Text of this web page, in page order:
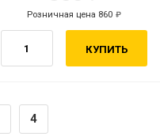
Розничная цена 860
КУПИТЬ
4